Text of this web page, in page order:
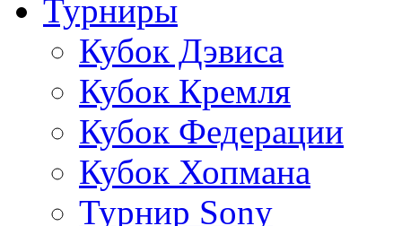
Турниры
Кубок Дэвиса
Кубок Кремля
Кубок Федерации
Кубок Хопмана
Турнир Sony